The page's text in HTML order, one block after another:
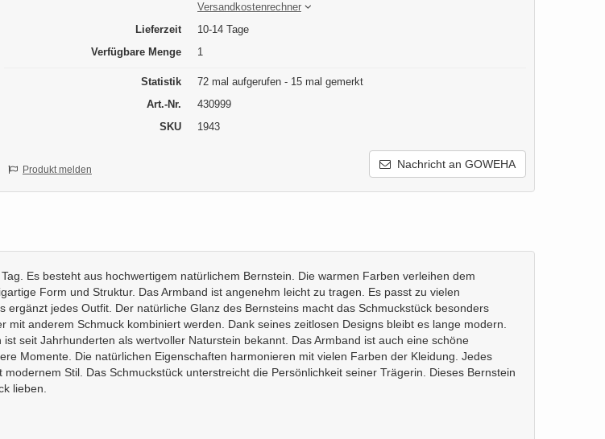
Versandkostenrechner
Lieferzeit
10-14 Tage
Verfügbare Menge
1
Statistik
72 mal aufgerufen - 15 mal gemerkt
Art.-Nr.
430999
SKU
1943
Nachricht an GOWEHA
Produkt melden
Es besteht aus hochwertigem natürlichem Bernstein. Die warmen Farben verleihen dem
Form und Struktur. Das Armband ist angenehm leicht zu tragen. Es passt zu vielen
jedes Outfit. Der natürliche Glanz des Bernsteins macht das Schmuckstück besonders
anderem Schmuck kombiniert werden. Dank seines zeitlosen Designs bleibt es lange modern.
seit Jahrhunderten als wertvoller Naturstein bekannt. Das Armband ist auch eine schöne
Momente. Die natürlichen Eigenschaften harmonieren mit vielen Farben der Kleidung. Jedes
Stil. Das Schmuckstück unterstreicht die Persönlichkeit seiner Trägerin. Dieses Bernstein
lieben.